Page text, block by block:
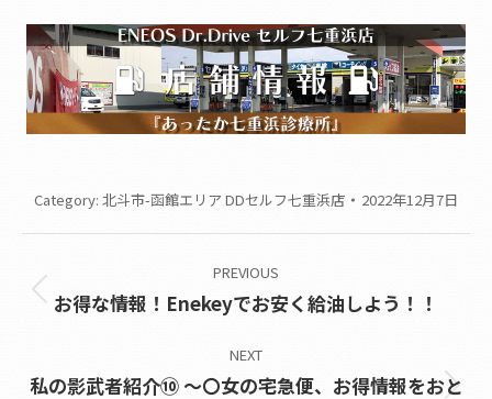
Category: 北斗市-函館エリア DDセルフ七重浜店 2022年12月7日
navigation
PREVIOUS
Previous
お得な情報！Enekeyでお安く給油しよう！！
NEXT
私の影武者紹介⑩ ～〇女の宅急便、お得情報をおと